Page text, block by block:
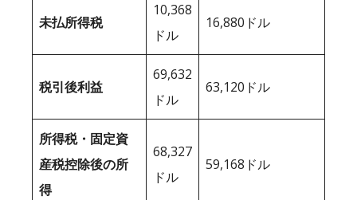
未払所得税
10,368
ドル
16,880ドル
税引後利益
69,632
ドル
63,120ドル
所得税・固定資
産税控除後の所
得
68,327
ドル
59,168ドル